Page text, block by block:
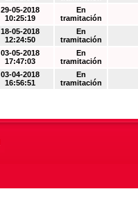
29-05-2018
10:25:19
En
tramitación
18-05-2018
12:24:50
En
tramitación
03-05-2018
17:47:03
En
tramitación
03-04-2018
16:56:51
En
tramitación